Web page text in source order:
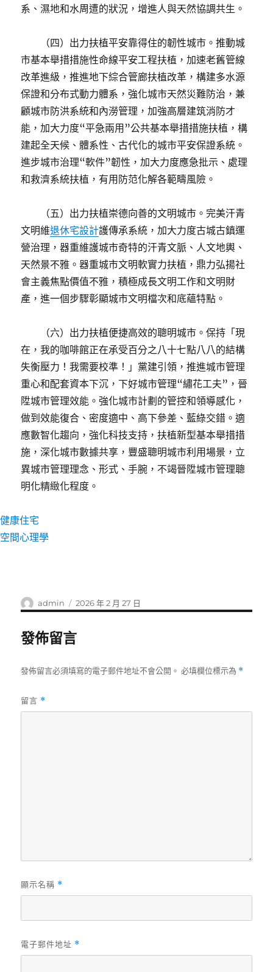
系、濕地和水周遭的狀況，增進人與天然協調共生。
（四）出力扶植平安靠得住的韌性城市。推動城
市基本舉措措施性命線平安工程扶植，加速老舊管線
改革進級，推進地下綜合管廊扶植改革，構建多水源
保證和分布式動力體系，強化城市天然災難防治，兼
顧城市防洪系統和內澇管理，加強高層建筑消防才
能，加大力度“平急兩用”公共基本舉措措施扶植，構
建起全天候、體系性、古代化的城市平安保證系統。
進步城市治理“軟件”韌性，加大力度應急批示、處理
和救濟系統扶植，有用防范化解各範疇風險。
（五）出力扶植崇德向善的文明城市。完美汗青
文明維退休宅設計護傳承系統，加大力度古城古鎮運
營治理，器重維護城市奇特的汗青文脈、人文地輿、
天然景不雅。器重城市文明軟實力扶植，鼎力弘揚社
會主義焦點價值不雅，積極成長文明工作和文明財
產，進一個步驟彰顯城市文明檔次和底蘊特點。
（六）出力扶植便捷高效的聰明城市。保持「現
在，我的咖啡館正在承受百分之八十七點八八的結構
失衡壓力！我需要校準！」黨建引領，推進城市管理
重心和配套資本下沉，下好城市管理“繡花工夫”，晉
陞城市管理效能。強化城市計劃的管控和領導感化，
做到效能復合、密度適中、高下參差、藍綠交錯。適
應數智化趨向，強化科技支持，扶植新型基本舉措措
施，深化城市數據共享，豐盛聰明城市利用場景，立
異城市管理理念、形式、手腕，不竭晉陞城市管理聰
明化精緻化程度。
健康住宅
空間心理學
作
者
admin
發
佈
2026 年 2 月 27 日
發佈留言
發佈留言必須填寫的電子郵件地址不會公開。 必填欄位標示為 *
留言 *
顯示名稱 *
電子郵件地址 *